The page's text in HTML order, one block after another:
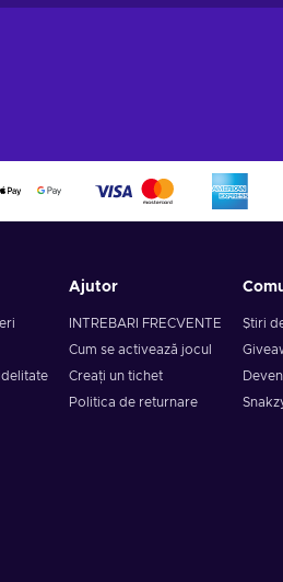
Ajutor
INTREBARI FRECVENTE
Cum se activează jocul
Creați un tichet
Politica de returnare
Știri